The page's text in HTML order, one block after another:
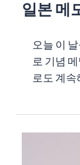
일본 메
오늘 이
로 기념
로도 계